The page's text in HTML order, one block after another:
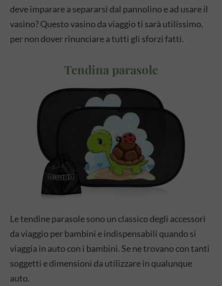
deve imparare a separarsi dal pannolino e ad usare il
vasino? Questo vasino da viaggio ti sarà utilissimo,
per non dover rinunciare a tutti gli sforzi fatti.
Tendina parasole
Le tendine parasole sono un classico degli accessori
da viaggio per bambini e indispensabili quando si
viaggia in auto con i bambini. Se ne trovano con tanti
soggetti e dimensioni da utilizzare in qualunque
auto.